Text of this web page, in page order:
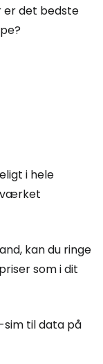
er det bedste
i hele
kan du ringe
som i dit
sim til data på